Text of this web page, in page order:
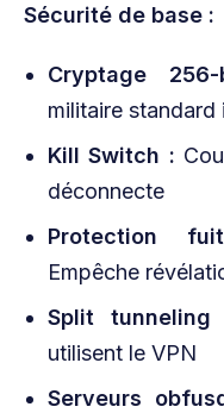
Sécurité de base :
Cryptage
militaire standard
Kill Switch :
déconnecte
Protection
Empêche
Split tunneling
utilisent le VPN
Serveurs